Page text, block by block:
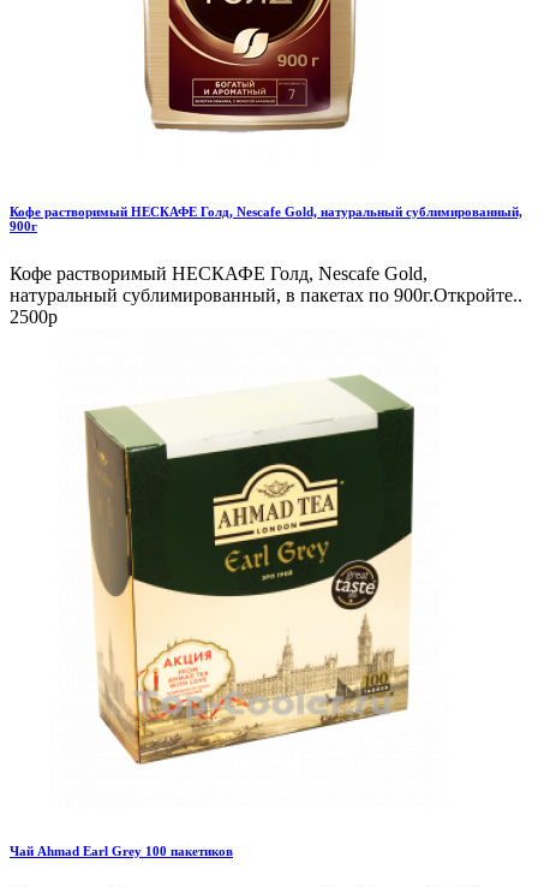
Кофе растворимый НЕСКАФЕ Голд, Nescafe Gold, натуральный сублимированный,
900г
Кофе растворимый НЕСКАФЕ Голд, Nescafe Gold,
натуральный сублимированный, в пакетах по 900г.Откройте..
2500р
Чай Ahmad Earl Grey 100 пакетиков